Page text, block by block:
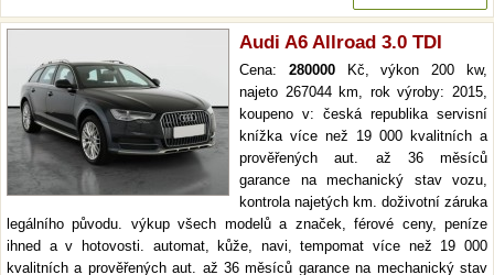
Audi A6 Allroad 3.0 TDI
Cena: 280000Kč, výkon 200 kw,
najeto 267044 km, rok výroby: 2015,
koupeno v: česká republika servisní
knížka více než 19 000 kvalitních a
prověřených aut. až 36 měsíců
garance na mechanický stav vozu,
kontrola najetých km. doživotní záruka
legálního původu. výkup všech modelů a značek, férové ceny, peníze
ihned a v hotovosti. automat, kůže, navi, tempomat více než 19 000
kvalitních a prověřených aut. až 36 měsíců garance na mechanický stav